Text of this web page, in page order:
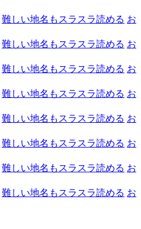
難しい地名もスラスラ読める お
難しい地名もスラスラ読める お
難しい地名もスラスラ読める お
難しい地名もスラスラ読める お
難しい地名もスラスラ読める お
難しい地名もスラスラ読める お
難しい地名もスラスラ読める お
難しい地名もスラスラ読める お